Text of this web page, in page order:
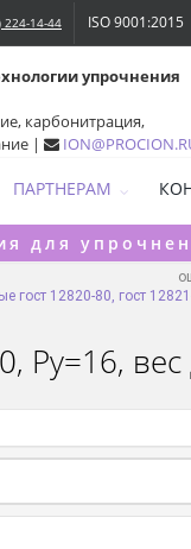
224-14-44 ISO 9001:2015
упрочнения
карбонитрация,
|
ПАРТНЕРАМ
для
гост 12820-80, гост
вес